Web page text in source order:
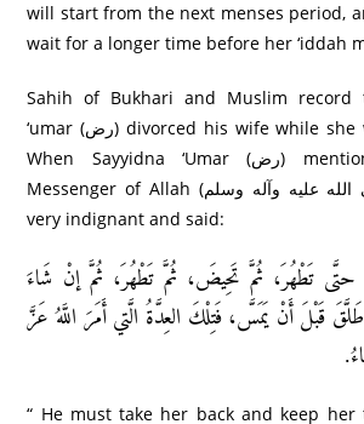
will start from the next menses period,
wait for a longer time before her ‘iddah
Sahih of Bukhari and Muslim record
‘umar (رض) divorced his wife while she was menstruating.
When Sayyidna ‘Umar (رض) mentioned this to the
Messenger of Allah (صلى الله عليه وآله وسلم) ، he became
very indignant and said:
حتَّى تَطْهُرَ، ثُمَّ تَحِيضَ، ثُمَّ تَطْهُرَ، ثُمَّ إنْ شَاءَ
قَبْلَ أَنْ يَمَسَّ، فَتِلْكَ العِدَّةُ الَّتي أَمَرَ اللَّهُ عَزَّ
“ He must take her back and keep